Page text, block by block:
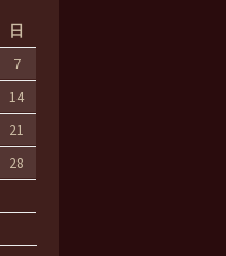
日
7
14
21
28